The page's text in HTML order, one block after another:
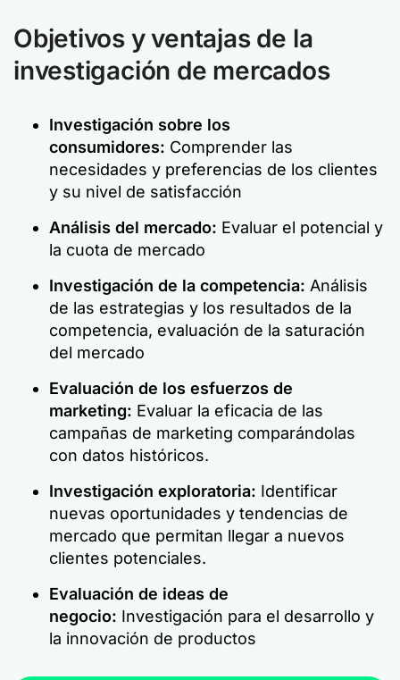
Objetivos y ventajas de la
investigación de mercados
Investigación sobre los
consumidores: Comprender las
necesidades y preferencias de los clientes
y su nivel de satisfacción
Análisis del mercado: Evaluar el potencial y
la cuota de mercado
Investigación de la competencia: Análisis
de las estrategias y los resultados de la
competencia, evaluación de la saturación
del mercado
Evaluación de los esfuerzos de
marketing: Evaluar la eficacia de las
campañas de marketing comparándolas
con datos históricos.
Investigación exploratoria: Identificar
nuevas oportunidades y tendencias de
mercado que permitan llegar a nuevos
clientes potenciales.
Evaluación de ideas de
negocio: Investigación para el desarrollo y
la innovación de productos